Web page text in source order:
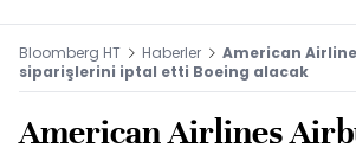
Bloomberg HT Haberler
American
siparişlerini iptal etti Boeing alacak
American Airlines